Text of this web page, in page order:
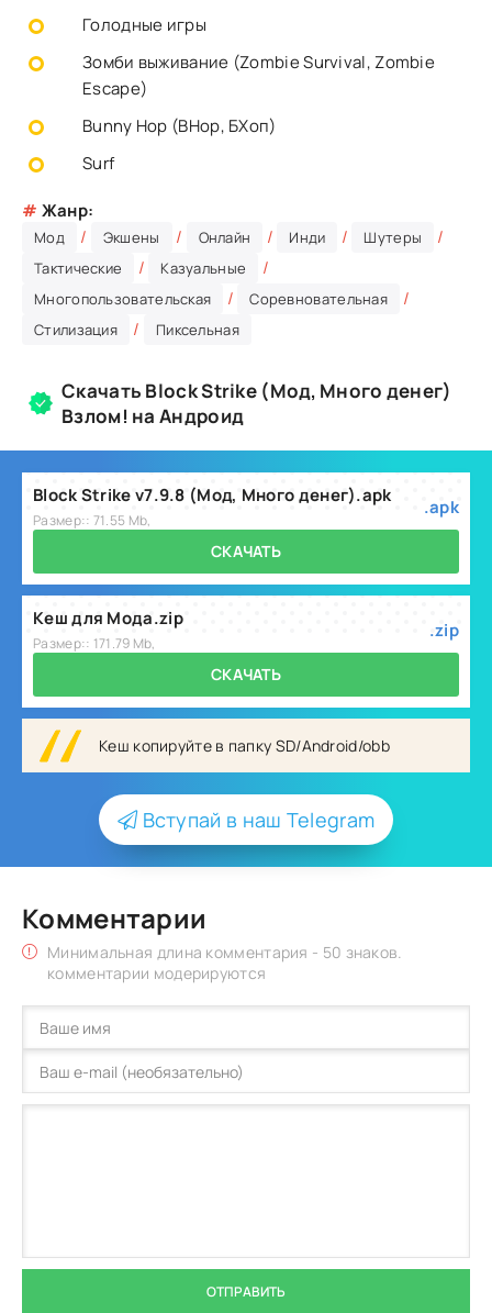
Голодные игры
Зомби выживание (Zombie Survival, Zombie
Escape)
Bunny Hop (BHop, БХоп)
Surf
# Жанр:
Мод / Экшены / Онлайн / Инди / Шутеры /
Тактические / Казуальные /
Многопользовательская / Соревновательная /
Стилизация / Пиксельная
Скачать Block Strike (Мод, Много денег)
Взлом! на Андроид
Block Strike v7.9.8 (Мод, Много денег).apk
Размер:: 71.55 Mb,
.apk
СКАЧАТЬ
Кеш для Мода.zip
Размер:: 171.79 Mb,
.zip
СКАЧАТЬ
Кеш копируйте в папку SD/Android/obb
Вступай в наш Telegram
Комментарии
Минимальная длина комментария - 50 знаков.
комментарии модерируются
ОТПРАВИТЬ